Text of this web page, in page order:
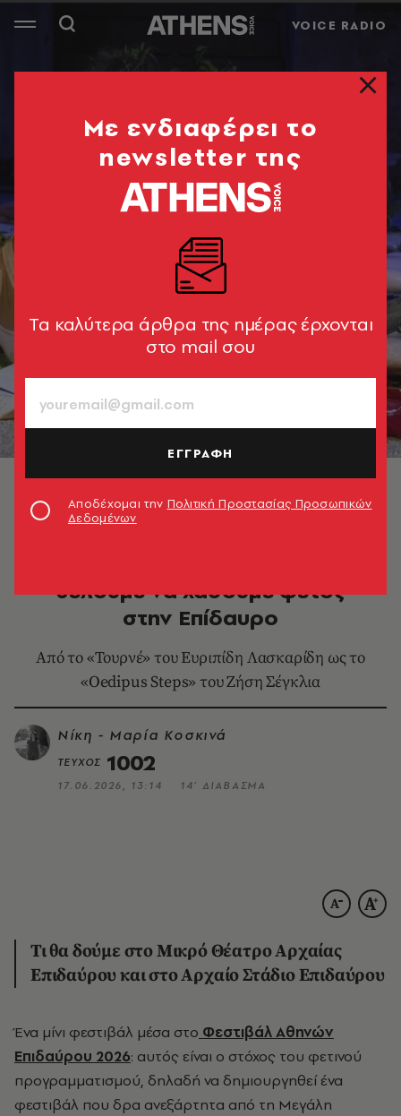
VOICE RADIO
θέλουμε να χάσουμε φέτος
στην Επίδαυρο
Από το «Τουρνέ» του Ευριπίδη Λασκαρίδη ως το
«Oedipus Steps» του Ζήση Σέγκλια
Νίκη - Μαρία Κοσκινά
ΤΕΥΧΟΣ 1002
17.06.2026, 13:14 14’ ΔΙΑΒΑΣΜΑ
Τι θα δούμε στο Μικρό Θέατρο Αρχαίας
Επιδαύρου και στο Αρχαίο Στάδιο Επιδαύρου
Ένα μίνι φεστιβάλ μέσα στο Φεστιβάλ Αθηνών
Επιδαύρου 2026: αυτός είναι ο στόχος του φετινού
προγραμματισμού, δηλαδή να δημιουργηθεί ένα
φεστιβάλ που δρα ανεξάρτητα από τη Μεγάλη
Mε ενδιαφέρει το
newsletter της
Tα καλύτερα άρθρα της ημέρας έρχονται
στο mail σου
ΕΓΓΡΑΦΗ
Αποδέχομαι την Πολιτική Προστασίας Προσωπικών
Δεδομένων